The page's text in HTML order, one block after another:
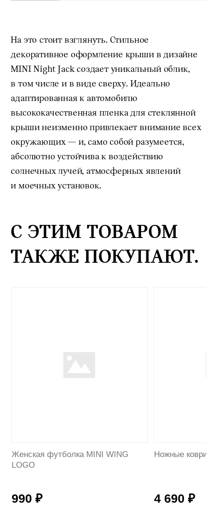
На это стоит взглянуть. Стильное
декоративное оформление крыши в дизайне
MINI Night Jack создает уникальный облик,
в том числе и в виде сверху. Идеально
адаптированная к автомобилю
высококачественная пленка для стеклянной
крыши неизменно привлекает внимание всех
окружающих — и, само собой разумеется,
абсолютно устойчива к воздействию
солнечных лучей, атмосферных явлений
и моечных установок.
С ЭТИМ ТОВАРОМ
ТАКЖЕ ПОКУПАЮТ.
Женская футболка MINI WING
LOGO
990 ₽
Ножные
4 690 ₽